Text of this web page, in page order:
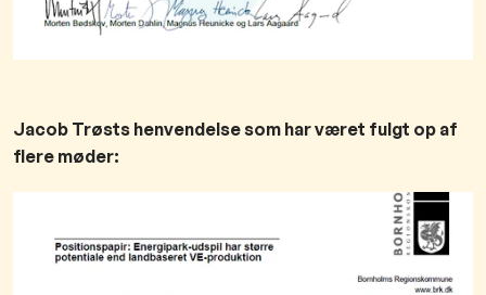
Jacob Trøsts henvendelse ​som har været fulgt op af
flere møder: